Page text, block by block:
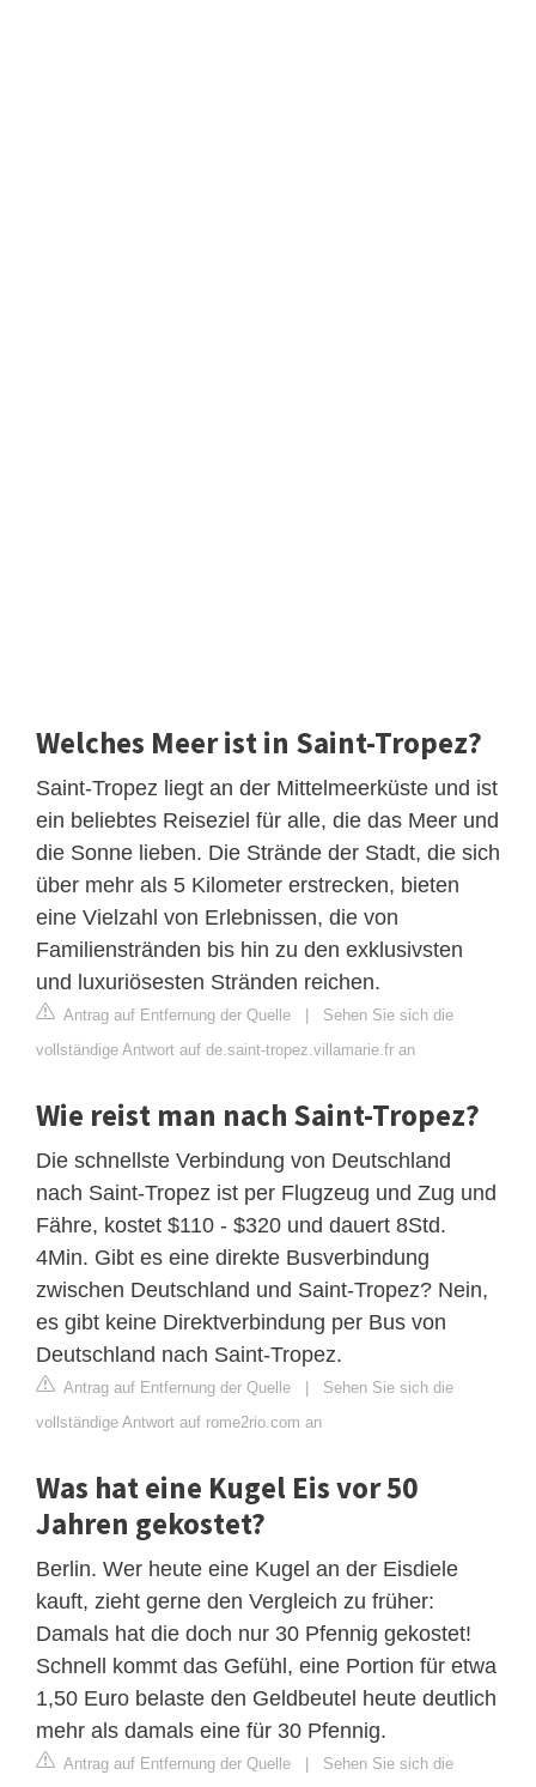
Welches Meer ist in Saint-Tropez?
Saint-Tropez liegt an der Mittelmeerküste und ist
ein beliebtes Reiseziel für alle, die das Meer und
die Sonne lieben. Die Strände der Stadt, die sich
über mehr als 5 Kilometer erstrecken, bieten
eine Vielzahl von Erlebnissen, die von
Familienstränden bis hin zu den exklusivsten
und luxuriösesten Stränden reichen.
Antrag auf Entfernung der Quelle | Sehen Sie sich die
vollständige Antwort auf de.saint-tropez.villamarie.fr an
Wie reist man nach Saint-Tropez?
Die schnellste Verbindung von Deutschland
nach Saint-Tropez ist per Flugzeug und Zug und
Fähre, kostet $110 - $320 und dauert 8Std.
4Min. Gibt es eine direkte Busverbindung
zwischen Deutschland und Saint-Tropez? Nein,
es gibt keine Direktverbindung per Bus von
Deutschland nach Saint-Tropez.
Antrag auf Entfernung der Quelle | Sehen Sie sich die
vollständige Antwort auf rome2rio.com an
Was hat eine Kugel Eis vor 50
Jahren gekostet?
Berlin. Wer heute eine Kugel an der Eisdiele
kauft, zieht gerne den Vergleich zu früher:
Damals hat die doch nur 30 Pfennig gekostet!
Schnell kommt das Gefühl, eine Portion für etwa
1,50 Euro belaste den Geldbeutel heute deutlich
mehr als damals eine für 30 Pfennig.
Antrag auf Entfernung der Quelle | Sehen Sie sich die